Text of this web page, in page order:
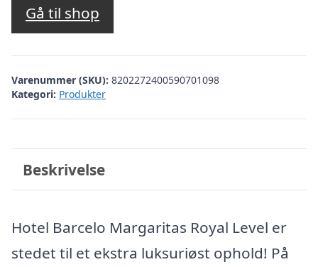
Gå til shop
Varenummer (SKU): 8202272400590701098
Kategori: Produkter
Beskrivelse
Hotel Barcelo Margaritas Royal Level er
stedet til et ekstra luksuriøst ophold! På